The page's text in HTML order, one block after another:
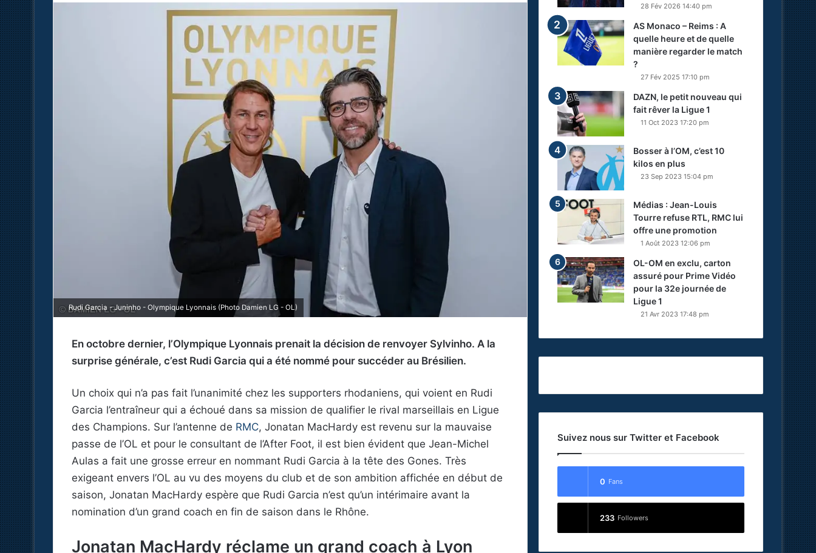
Rudi Garcia - Juninho - Olympique Lyonnais (Photo Damien LG - OL)
En octobre dernier, l’Olympique Lyonnais prenait la décision de renvoyer Sylvinho. A la
surprise générale, c’est Rudi Garcia qui a été nommé pour succéder au Brésilien.
Un choix qui n’a pas fait l’unanimité chez les supporters rhodaniens, qui voient en Rudi
Garcia l’entraîneur qui a échoué dans sa mission de qualifier le rival marseillais en Ligue
des Champions. Sur l’antenne de RMC, Jonatan MacHardy est revenu sur la mauvaise
passe de l’OL et pour le consultant de l’After Foot, il est bien évident que Jean-Michel
Aulas a fait une grosse erreur en nommant Rudi Garcia à la tête des Gones. Très
exigeant envers l’OL au vu des moyens du club et de son ambition affichée en début de
saison, Jonatan MacHardy espère que Rudi Garcia n’est qu’un intérimaire avant la
nomination d’un grand coach en fin de saison dans le Rhône.
Jonatan MacHardy réclame un grand coach à Lyon
28 Fév 2026 14:40 pm
AS Monaco – Reims : A
quelle heure et de quelle
manière regarder le match
?
27 Fév 2025 17:10 pm
DAZN, le petit nouveau qui
fait rêver la Ligue 1
11 Oct 2023 17:20 pm
Bosser à l’OM, c’est 10
kilos en plus
23 Sep 2023 15:04 pm
Médias : Jean-Louis
Tourre refuse RTL, RMC lui
offre une promotion
1 Août 2023 12:06 pm
OL-OM en exclu, carton
assuré pour Prime Vidéo
pour la 32e journée de
Ligue 1
21 Avr 2023 17:48 pm
Suivez nous sur Twitter et Facebook
0 Fans
233 Followers